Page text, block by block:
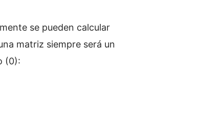
se pueden calcular
matriz siempre será un
(0):